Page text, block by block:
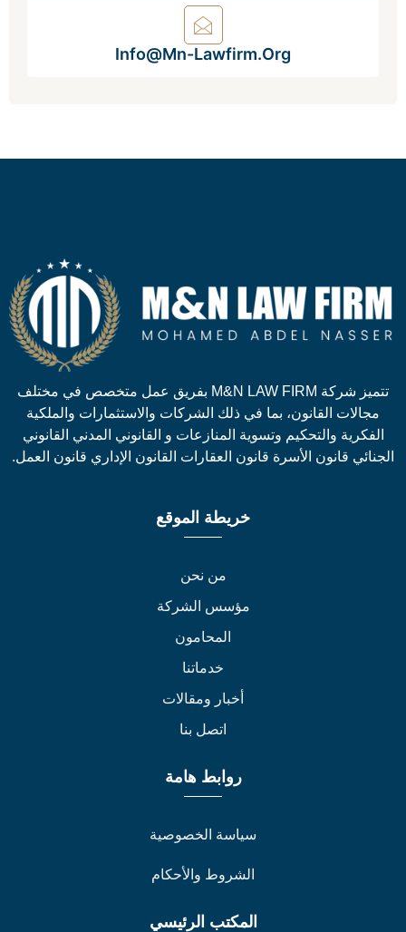
Info@mn-Lawfirm.org
تتميز شركة M&N LAW FIRM بفريق عمل متخصص في مختلف
مجالات القانون، بما في ذلك الشركات والاستثمارات والملكية
والتحكيم وتسوية المنازعات و القانوني المدني القانوني
قانون الأسرة قانون العقارات القانون الإداري قانون العمل.
خريطة الموقع
من نحن
مؤسس الشركة
المحامون
خدماتنا
أخبار ومقالات
اتصل بنا
روابط هامة
سياسة الخصوصية
الشروط والأحكام
المكتب الرئيسي